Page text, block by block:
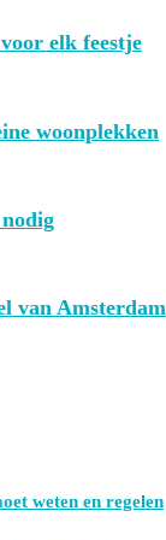
elk feestje
woonplekken
van Amsterdam
weten en regelen